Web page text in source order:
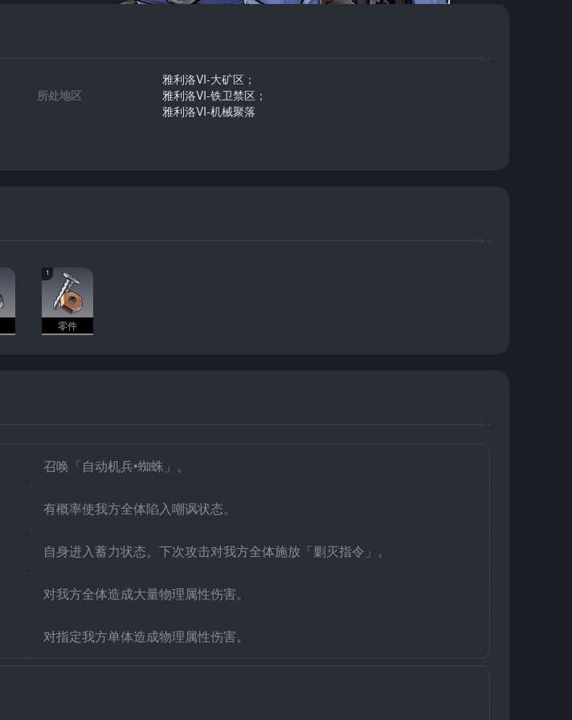
所处地区
雅利洛VI-大矿区；
雅利洛VI-铁卫禁区；
雅利洛VI-机械聚落
1
零件
召唤「自动机兵•蜘蛛」。
有概率使我方全体陷入嘲讽状态。
自身进入蓄力状态。下次攻击对我方全体施放「剿灭指令」。
对我方全体造成大量物理属性伤害。
对指定我方单体造成物理属性伤害。